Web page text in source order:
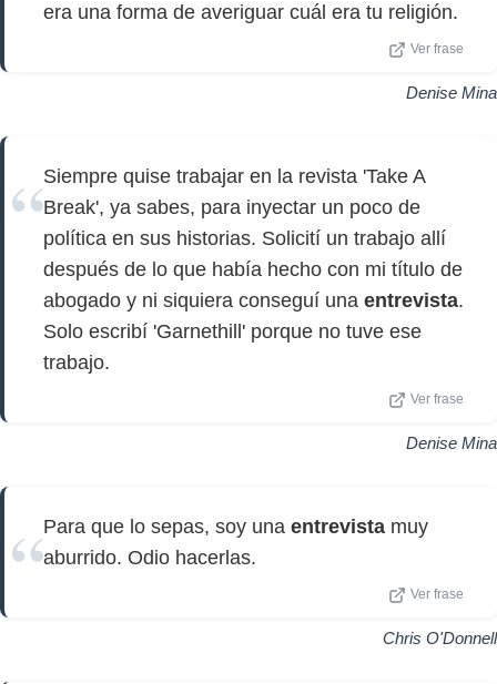
era una forma de averiguar cuál era tu religión.
Ver frase
Denise Mina
Siempre quise trabajar en la revista 'Take A
Break', ya sabes, para inyectar un poco de
política en sus historias. Solicití un trabajo allí
después de lo que había hecho con mi título de
abogado y ni siquiera conseguí una entrevista.
Solo escribí 'Garnethill' porque no tuve ese
trabajo.
Ver frase
Denise Mina
Para que lo sepas, soy una entrevista muy
aburrido. Odio hacerlas.
Ver frase
Chris O'Donnell